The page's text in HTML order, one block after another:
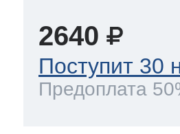
2640
Поступит 30
Предоплата